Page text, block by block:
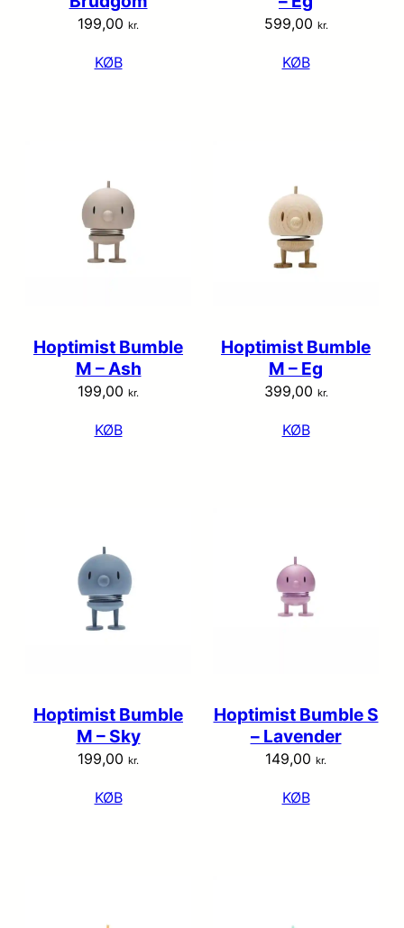
199,00 kr.
KØB
599,00 kr.
KØB
Hoptimist Bumble
M – Ash
199,00 kr.
KØB
Hoptimist Bumble
M – Eg
399,00 kr.
KØB
Hoptimist Bumble
M – Sky
199,00 kr.
KØB
Hoptimist Bumble S
– Lavender
149,00 kr.
KØB